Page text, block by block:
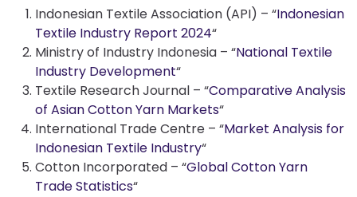
Indonesian Textile Association (API) – “Indonesian
Textile Industry Report 2024“
Ministry of Industry Indonesia – “National Textile
Industry Development“
Textile Research Journal – “Comparative Analysis
of Asian Cotton Yarn Markets“
International Trade Centre – “Market Analysis for
Indonesian Textile Industry“
Cotton Incorporated – “Global Cotton Yarn
Trade Statistics“